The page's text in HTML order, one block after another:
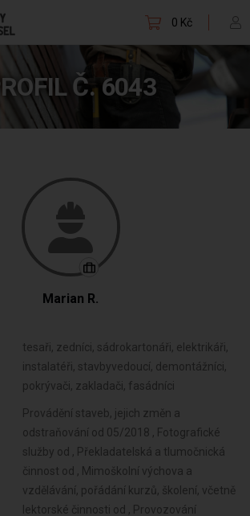
0 Kč
Č. 6043
Marian R.
tesaři, zedníci, sádrokartonáři, elektrikáři,
instalatéři, stavbyvedoucí, demontážníci,
pokrývači, zakladači, fasádníci
Provádění staveb, jejich změn a odstraňování od 05/2018 , Fotografické služby od , Překladatelská a tlumočnická činnost od , Mimoškolní výchova a vzdělávání, pořádání kurzů, školení, včetně lektorské činnosti od , Provozování cestovní agentury a průvodcovská činnost v oblasti cestovního ruchu od , Provozování kulturních, kulturně-vzdělávacích a zábavních zařízení, pořádání kulturních produkcí, zábav, výstav, veletrhů, přehlídek, prodejních a obdobných akcí od , Provozování tělovýchovných a sportovních zařízení a organizování sportovní činnosti od , Praní pro domácnost, žehlení, opravy a údržba oděvů, bytového textilu a osobního zboží od , Poskytování technických služeb od , Opravy a údržba potřeb pro domácnost, předmětů kulturní povahy, výrobků jemné mechaniky, optických přístrojů a měřidel od , Poskytování služeb osobního charakteru a pro osobní hygienu od , Poskytování služeb pro rodinu a domácnost od , Výroba, obchod a služby jinde nezařazené od , Výroba stavebních hmot, porcelánových, keramických a sádrových výrobků od , Výroba brusiv a ostatních minerálních nekovových výrobků od , Broušení technického a šperkového kamene od , Výroba kovových konstrukcí a kovodělných výrobků od , Umělecko-řemeslné zpracování kovů od , Povrchové úpravy a svařování kovů a dalších materiálů od , Poskytování služeb pro zemědělství, zahradnictví, rybníkářství, lesnictví a myslivost od , Výroba elektronických součástek, elektrických zařízení a výroba a opravy elektrických strojů, přístrojů a elektronických zařízení pracujících na malém napětí od , Výroba neelektrických zařízení pro domácnost od , Výroba strojů a zařízení od , Diagnostická, zkušební a poradenská činnost v ochraně rostlin a ošetřování rostlin, rostlinných produktů, objektů a půdy proti škodlivým organismům přípravky na ochranu rostlin nebo biocidními přípravky od , Výroba motorových a přípojných vozidel a karoserií od , Nakládání s reprodukčním materiálem lesních dřevin od , Stavba a výroba plavidel od , Chov zvířat a jejich výcvik (s výjimkou živočišné výroby) od , Výroba, vývoj, projektování, zkoušky, instalace, údržba, opravy, modifikace a konstrukční změny letadel, motorů letadel, vrtulí, letadlových částí a zařízení a leteckých pozemních zařízení od , Úprava nerostů, dobývání rašeliny a bahna od , Výroba drážních hnacích vozidel a drážních vozidel na dráze tramvajové, trolejbusové a lanové a železničního parku od , Výroba jízdních kol, vozíků pro invalidy a jiných nemotorových dopravních prostředků od , Pěstitelské pálení od , Výroba a opravy čalounických výrobků od , Výroba krmiv, krmných směsí, doplňkových látek a premixů od , Výroba, opravy a údržba sportovních potřeb, her, hraček a dětských kočárků od , Výroba a opravy obuvi, brašnářského a sedlářského zboží od , Výroba textilií, textilních výrobků, oděvů a oděvních doplňků od , Zpracování dřeva, výroba dřevěných, korkových, proutěných a slaměných výrobků od , Výroba školních a kancelářských potřeb, kromě výrobků z papíru, výroba bižuterie, kartáčnického a konfekčního zboží, deštníků, upomínkových předmětů od , Výroba vlákniny, papíru a lepenky a zboží z těchto materiálů od , Výroba dalších výrobků zpracovatelského průmyslu od , Vydavatelské činnosti, polygrafická výroba, knihařské a kopírovací práce od , Provozování vodovodů a kanalizací a úprava a rozvod vody od , Výroba, rozmnožování, distribuce, prodej, pronájem zvukových a zvukově-obrazových záznamů a výroba nenahraných nosičů údajů a záznamů od , Nakládání s odpady (vyjma nebezpečných) od , Výroba koksu, surového dehtu a jiných pevných paliv od , Výroba chemických látek a chemických směsí nebo předmětů a kosmetických přípravků od , Sklenářské práce, rámování a paspartování od , Výroba hnojiv od , Zprostředkování obchodu a služeb od , Výroba plastových a pryžových výrobků od , Velkoobchod a ma